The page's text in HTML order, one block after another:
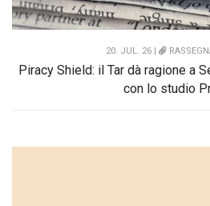
20. JUL. 26 |
Piracy Shield: il Tar dà ragione a
con lo studio